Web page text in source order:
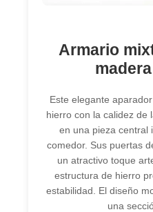
Armario
Este elegante
hierro con la calidez de
en una pieza central
comedor. Sus puertas
un atractivo toque
estructura de hierro
estabilidad. El diseño
una